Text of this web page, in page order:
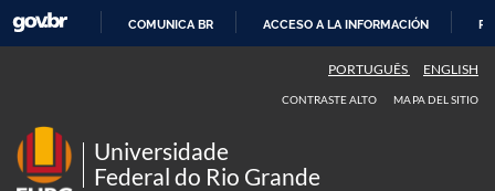
CONTENIDO
COMUNICA BR ACCESO A LA INFORMACIÓN
PORTUGUÊS ENGLISH
CONTRASTE ALTO MAPA DEL SITIO
Universidade
Federal do Rio Grande